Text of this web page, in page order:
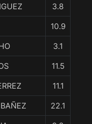
3.8
10.9
3.1
11.5
11.1
22.1